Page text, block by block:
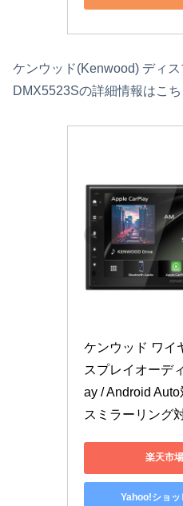
ケンウッド(Kenwood) ディ
DMX5523Sの詳細情報はこち
ケンウッド ワイ
スプレイオーデ
ay / Android
スミラーリング
楽天市
Yahoo!ショッ